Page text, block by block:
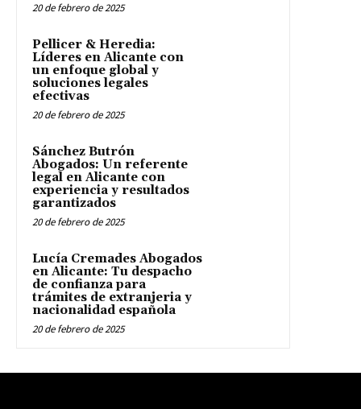
20 de febrero de 2025
Pellicer & Heredia:
Líderes en Alicante con
un enfoque global y
soluciones legales
efectivas
20 de febrero de 2025
Sánchez Butrón
Abogados: Un referente
legal en Alicante con
experiencia y resultados
garantizados
20 de febrero de 2025
Lucía Cremades Abogados
en Alicante: Tu despacho
de confianza para
trámites de extranjeria y
nacionalidad española
20 de febrero de 2025